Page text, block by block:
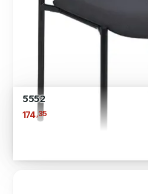
5552
174,35